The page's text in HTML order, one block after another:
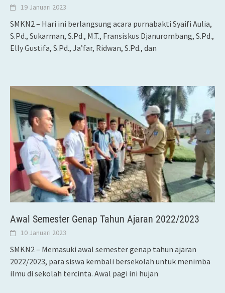
19 Januari 2023
SMKN2 – Hari ini berlangsung acara purnabakti Syaifi Aulia,
S.Pd., Sukarman, S.Pd., M.T., Fransiskus Djanurombang, S.Pd.,
Elly Gustifa, S.Pd., Ja’far, Ridwan, S.Pd., dan
Awal Semester Genap Tahun Ajaran 2022/2023
10 Januari 2023
SMKN2 – Memasuki awal semester genap tahun ajaran
2022/2023, para siswa kembali bersekolah untuk menimba
ilmu di sekolah tercinta. Awal pagi ini hujan